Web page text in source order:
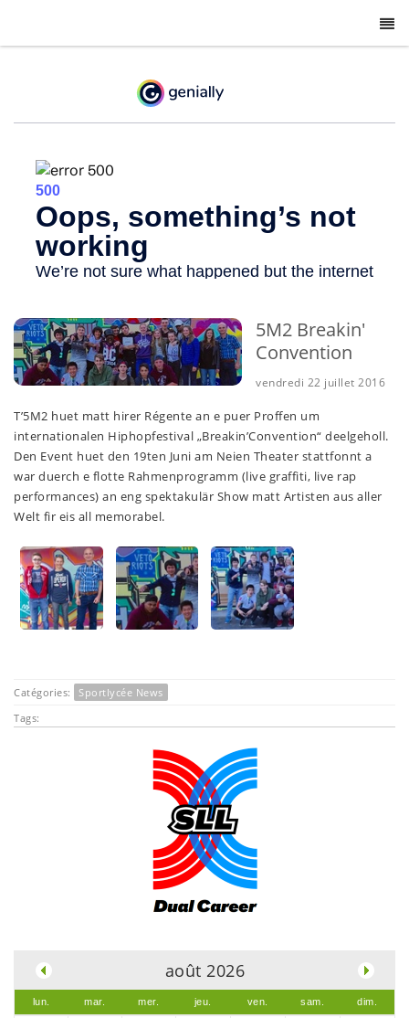
5M2 Breakin'
Convention
vendredi 22 juillet 2016
T’5M2 huet matt hirer Régente an e puer Proffen um
internationalen Hiphopfestival „Breakin’Convention“ deelgeholl.
Den Event huet den 19ten Juni am Neien Theater stattfonnt a
war duerch e flotte Rahmenprogramm (live graffiti, live rap
performances) an eng spektakulär Show matt Artisten aus aller
Welt fir eis all memorabel.
Catégories:
Sportlycée News
Tags:
août 2026
lun. mar. mer. jeu. ven. sam. dim.